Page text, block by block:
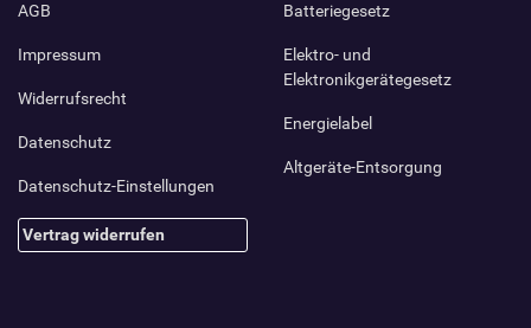
AGB
Impressum
Widerrufsrecht
Datenschutz
Datenschutz-Einstellungen
Vertrag widerrufen
Batteriegesetz
Elektro- und
Elektronikgerätegesetz
Energielabel
Altgeräte-Entsorgung